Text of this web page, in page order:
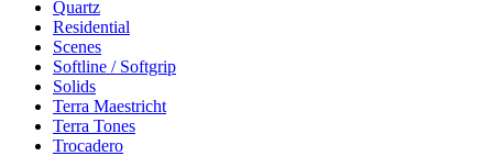
Quartz
Residential
Scenes
Softline / Softgrip
Solids
Terra Maestricht
Terra Tones
Trocadero